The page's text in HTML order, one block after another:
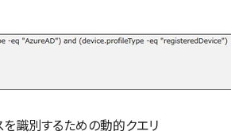
識別するための動的クエリ